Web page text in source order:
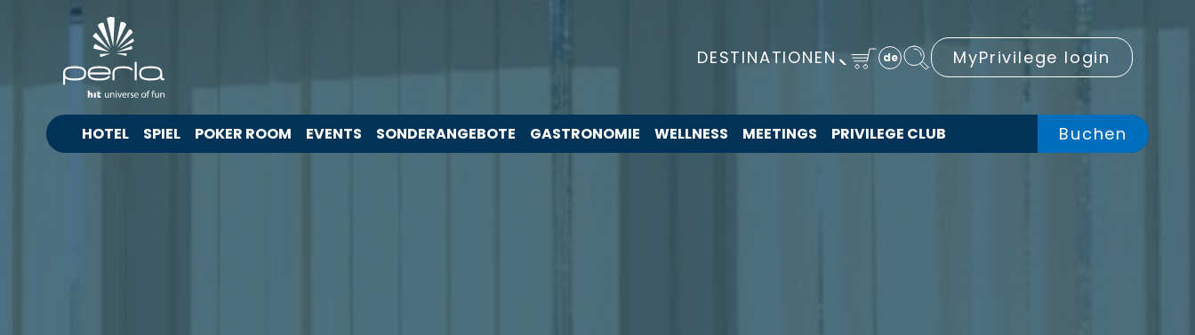
DESTINATIONEN de MyPrivilege login
HOTEL SPIEL POKER ROOM EVENTS SONDERANGEBOTE GASTRONOMIE WELLNESS MEETINGS PRIVILEGE CLUB Buchen